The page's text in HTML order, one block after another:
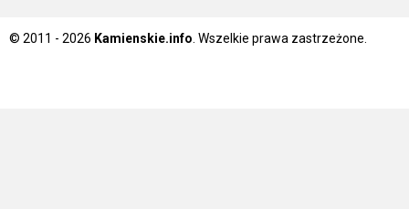
© 2011 - 2026 Kamienskie.info . Wszelkie prawa zastrzeżone.